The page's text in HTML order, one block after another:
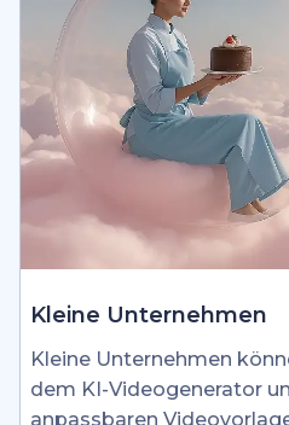
Kleine Unternehmen
Kleine Unternehmen
dem KI-Videogenerator
anpassbaren